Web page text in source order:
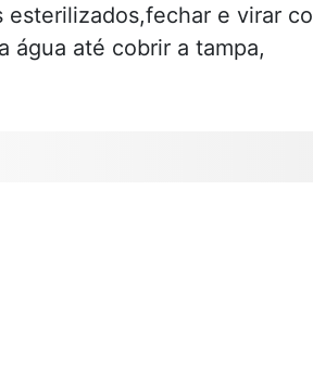
e virar
água até cobrir a tampa,